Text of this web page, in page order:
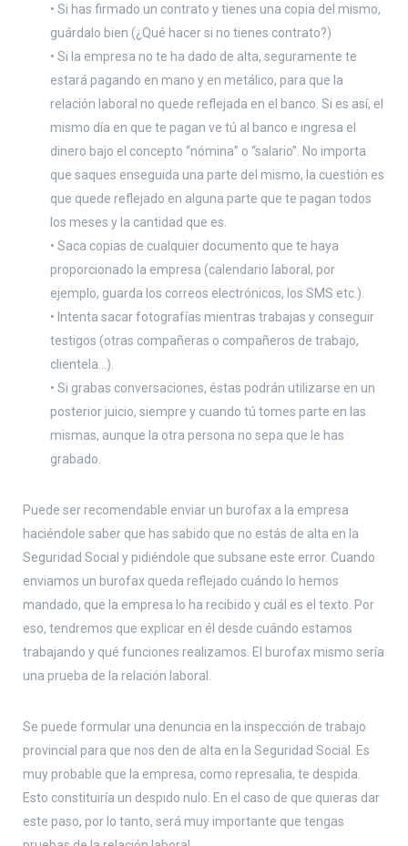
• Si has firmado un contrato y tienes una copia del mismo,
guárdalo bien (¿Qué hacer si no tienes contrato?)
• Si la empresa no te ha dado de alta, seguramente te
estará pagando en mano y en metálico, para que la
relación laboral no quede reflejada en el banco. Si es así, el
mismo día en que te pagan ve tú al banco e ingresa el
dinero bajo el concepto “nómina” o “salario”. No importa
que saques enseguida una parte del mismo, la cuestión es
que quede reflejado en alguna parte que te pagan todos
los meses y la cantidad que es.
• Saca copias de cualquier documento que te haya
proporcionado la empresa (calendario laboral, por
ejemplo, guarda los correos electrónicos, los SMS etc.).
• Intenta sacar fotografías mientras trabajas y conseguir
testigos (otras compañeras o compañeros de trabajo,
clientela…).
• Si grabas conversaciones, éstas podrán utilizarse en un
posterior juicio, siempre y cuando tú tomes parte en las
mismas, aunque la otra persona no sepa que le has
grabado.
Puede ser recomendable enviar un burofax a la empresa
haciéndole saber que has sabido que no estás de alta en la
Seguridad Social y pidiéndole que subsane este error. Cuando
enviamos un burofax queda reflejado cuándo lo hemos
mandado, que la empresa lo ha recibido y cuál es el texto. Por
eso, tendremos que explicar en él desde cuándo estamos
trabajando y qué funciones realizamos. El burofax mismo sería
una prueba de la relación laboral.
Se puede formular una denuncia en la inspección de trabajo
provincial para que nos den de alta en la Seguridad Social. Es
muy probable que la empresa, como represalia, te despida.
Esto constituiría un despido nulo. En el caso de que quieras dar
este paso, por lo tanto, será muy importante que tengas